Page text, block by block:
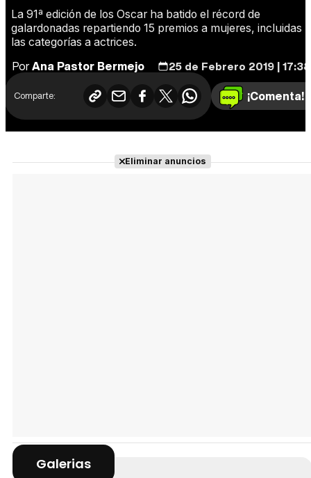
La 91ª edición de los Oscar ha batido el récord de
galardonadas repartiendo 15 premios a mujeres, incluidas
las categorías a actrices.
PorAna Pastor Bermejo 25 de Febrero 2019 | 17:38
Comparte: ¡Comenta!
Eliminar anuncios
Galerias